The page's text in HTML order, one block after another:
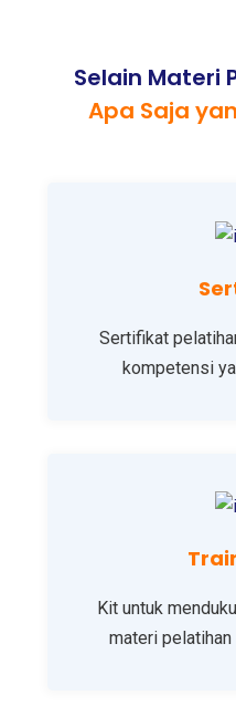
Selain Materi
Apa Saja
Sertifikat
kompetensi
Kit untuk
materi